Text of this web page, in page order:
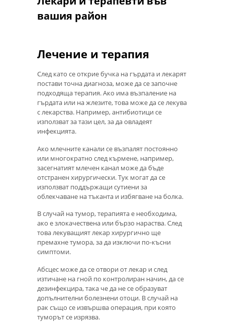
вашия район
Лечение и терапия
След като се открие бучка на гърдата и лекарят
постави точна диагноза, може да се започне
подходяща терапия. Ако има възпаление на
гърдата или на жлезите, това може да се лекува
с лекарства. Например, антибиотици се
използват за тази цел, за да овладеят
инфекцията.
Ако млечните канали се възпалят постоянно
или многократно след кърмене, например,
засегнатият млечен канал може да бъде
отстранен хирургически. Тук могат да се
използват поддържащи сутиени за
облекчаване на тъканта и избягване на болка.
В случай на тумор, терапията е необходима,
ако е злокачествена или бързо нараства. След
това лекуващият лекар хирургично ще
премахне тумора, за да изключи по-късни
симптоми.
Абсцес може да се отвори от лекар и след
изтичане на гной по контролиран начин, да се
дезинфекцира, така че да не се образуват
допълнителни болезнени отоци. В случай на
рак също се извършва операция, при която
туморът се изрязва.